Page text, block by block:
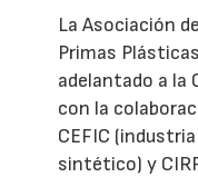
La Asociación
Primas
adelantado a la
con la
CEFIC
sintético) y